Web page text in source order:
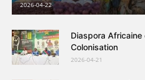
2026-04-22
Diaspora
Colonisation
2026-04-21